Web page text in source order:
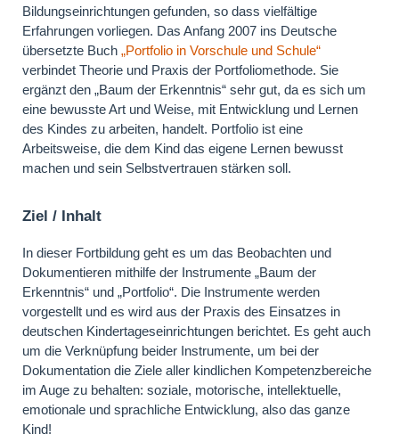
Bildungseinrichtungen gefunden, so dass vielfältige
Erfahrungen vorliegen. Das Anfang 2007 ins Deutsche
übersetzte Buch „Portfolio in Vorschule und Schule“
verbindet Theorie und Praxis der Portfoliomethode. Sie
ergänzt den „Baum der Erkenntnis“ sehr gut, da es sich um
eine bewusste Art und Weise, mit Entwicklung und Lernen
des Kindes zu arbeiten, handelt. Portfolio ist eine
Arbeitsweise, die dem Kind das eigene Lernen bewusst
machen und sein Selbstvertrauen stärken soll.
Ziel / Inhalt
In dieser Fortbildung geht es um das Beobachten und
Dokumentieren mithilfe der Instrumente „Baum der
Erkenntnis“ und „Portfolio“. Die Instrumente werden
vorgestellt und es wird aus der Praxis des Einsatzes in
deutschen Kindertageseinrichtungen berichtet. Es geht auch
um die Verknüpfung beider Instrumente, um bei der
Dokumentation die Ziele aller kindlichen Kompetenzbereiche
im Auge zu behalten: soziale, motorische, intellektuelle,
emotionale und sprachliche Entwicklung, also das ganze
Kind!